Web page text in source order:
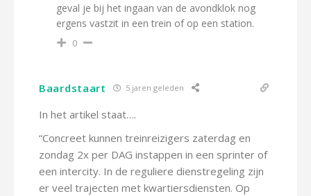
geval je bij het ingaan van de avondklok nog
ergens vastzit in een trein of op een station.
0
Baardstaart 5 jaren geleden
In het artikel staat….
“Concreet kunnen treinreizigers zaterdag en
zondag 2x per DAG instappen in een sprinter of
een intercity. In de reguliere dienstregeling zijn
er veel trajecten met kwartiersdiensten. Op